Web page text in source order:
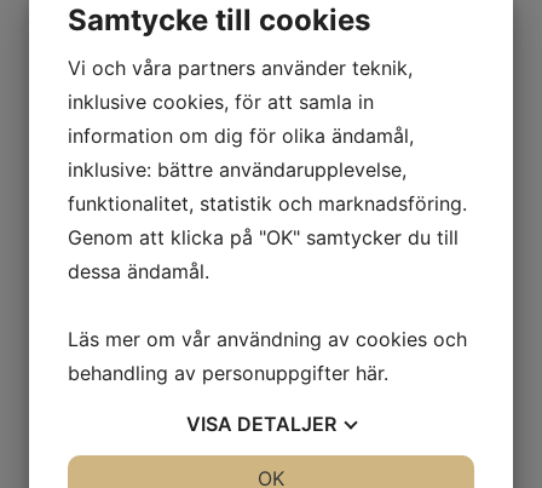
SIM-kortet med ”saldo” därSMS:enoch MMS:en
debiteras ett och ett. Notera att
mobiloperatörerna anger ett SMS/MMS-pris
som gäller i 30-dagar från dagen laddningen
sker. Därefter tar de ut ett högre pris per
SMS/MMS enligt en annan prislista (kallas ofta
”Bas”).
ÅTERFÖRSÄLJARE
Samtycke till cookies
Vi och våra partners använder teknik,
inklusive cookies, för att samla in
information om dig för olika ändamål,
inklusive: bättre användarupplevelse,
funktionalitet, statistik och marknadsföring.
Genom att klicka på "OK" samtycker du till
dessa ändamål.
Läs mer om vår användning av cookies och
behandling av personuppgifter här.
VISA DETALJER
OK